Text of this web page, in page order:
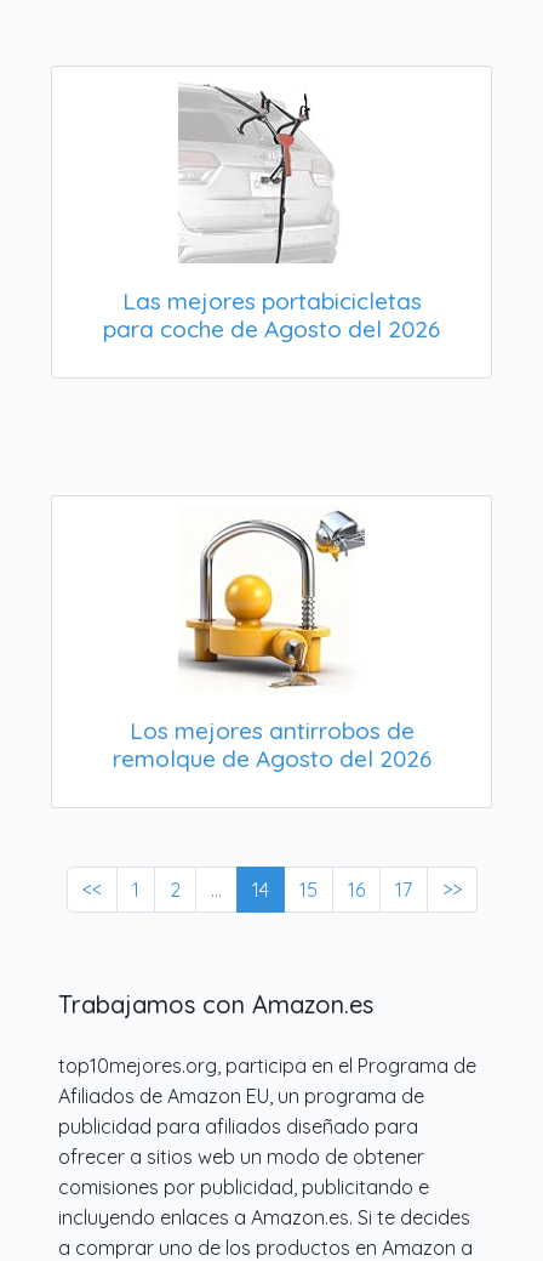
Las mejores portabicicletas
para coche de Agosto del 2026
Los mejores antirrobos de
remolque de Agosto del 2026
<< 1 2 ... 14 15 16 17 >>
Trabajamos con Amazon.es
top10mejores.org, participa en el Programa de
Afiliados de Amazon EU, un programa de
publicidad para afiliados diseñado para
ofrecer a sitios web un modo de obtener
comisiones por publicidad, publicitando e
incluyendo enlaces a Amazon.es. Si te decides
a comprar uno de los productos en Amazon a